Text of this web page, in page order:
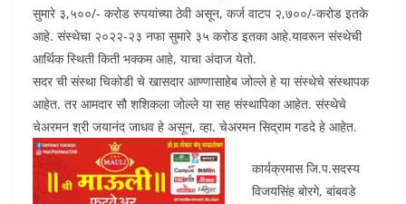
सुमारे ३,५००/- करोड रुपयांच्या ठेवी असून, कर्ज वाटप २,७००/-करोड इतके
आहे. संस्थेचा २०२२-२३ नफा सुमारे ३५ करोड इतका आहे.यावरून संस्थेची
आर्थिक स्थिती किती भक्कम आहे, याचा अंदाज येतो.
सदर ची संस्था चिकोडी चे खासदार आण्णासाहेब जोल्ले हे या संस्थेचे संस्थापक
आहेत. तर आमदार सौ शशिकला जोल्ले या सह संस्थापिका आहेत. संस्थेचे
चेअरमन श्री जयानंद जाधव हे असून, व्हा. चेअरमन सिद्राम गडदे हे आहेत.
कार्यक्रमास जि.प.सदस्य
विजयसिंह बोरगे, बांबवडे